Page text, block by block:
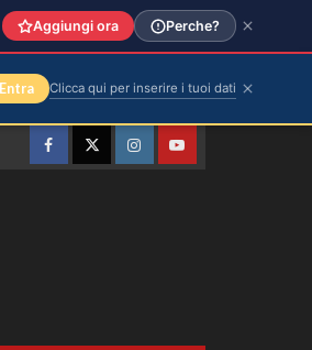
FacebookTwitterInstagramYouTube
Aggiungi ora Perche?
Entra Clicca qui per inserire i tuoi dati